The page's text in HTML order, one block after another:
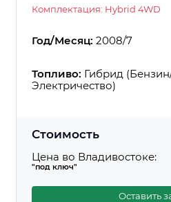
Комплектация: Hybrid 4WD
Год/Месяц: 2008/7
Топливо: Гибрид
Электричество)
Стоимость
Цена во Владивостоке:
"под ключ"
Оставить